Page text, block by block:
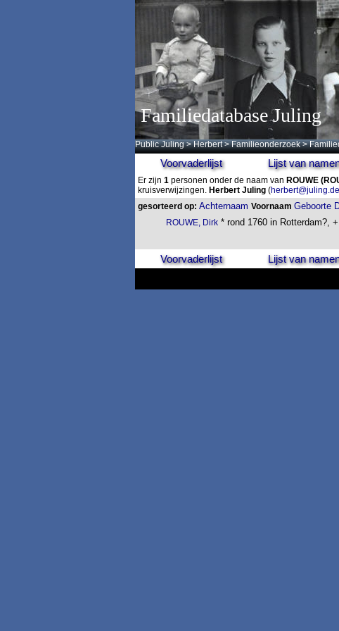
Familiedatabase Juling
Public Juling >Herbert >Familieonderzoek >
Voorvaderlijst Lijst van
Er zijn 1 personen onder de naam van ROUWE
kruisverwijzingen. Herbert Juling (herbert@juling.de
gesorteerd op: Achternaam Voornaam Geboorte
ROUWE, Dirk * rond 1760 in Rotterdam?,
Voorvaderlijst Lijst van